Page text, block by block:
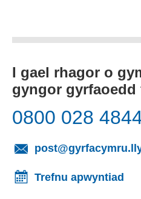
I gael rhagor o
gyngor
0800 028
Trefnu apwyntiad